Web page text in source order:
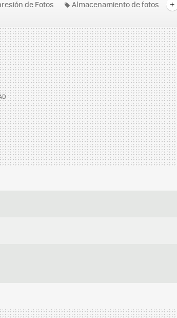
de Fotos
Almacenamiento de fotos